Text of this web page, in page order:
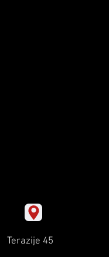
Terazije 45